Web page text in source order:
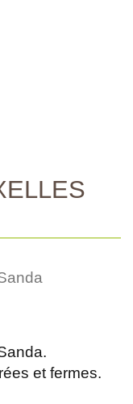
et fermes.